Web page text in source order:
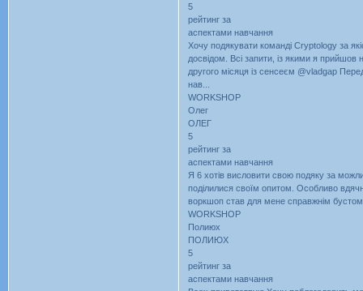
5
рейтинг за
аспектами навчання
Хочу подякувати команді Cryptology за
досвідом. Всі запити, із якими я
другого місяця із сенсеєм @vladgap
нав...
WORKSHOP
Олег
ОЛЕГ
5
рейтинг за
аспектами навчання
Я 6 хотів висловити свою подяку за
поділилися своїм опитом. Особливо
воркшоп став для мене справжнім
WORKSHOP
Полиюх
ПОЛИЮХ
5
рейтинг за
аспектами навчання